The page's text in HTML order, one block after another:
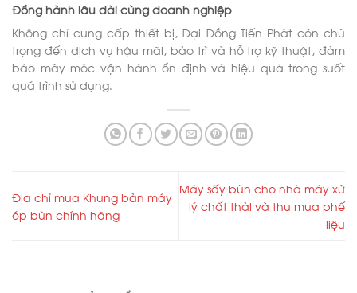
Đồng hành lâu dài cùng doanh nghiệp
Không chỉ cung cấp thiết bị, Đại Đồng Tiến Phát còn chú
trọng đến dịch vụ hậu mãi, bảo trì và hỗ trợ kỹ thuật, đảm
bảo máy móc vận hành ổn định và hiệu quả trong suốt
quá trình sử dụng.
Địa chỉ mua Khung bản máy
ép bùn chính hãng
Máy sấy bùn cho nhà máy xử
lý chất thải và thu mua phế
liệu